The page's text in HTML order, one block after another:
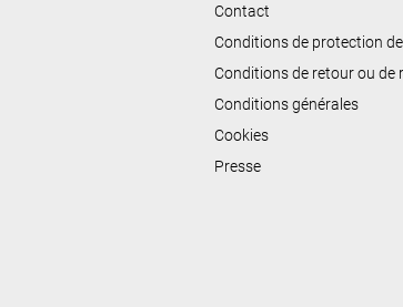
Contact
Conditions de protection
Conditions de retour ou de
Conditions générales
Cookies
Presse